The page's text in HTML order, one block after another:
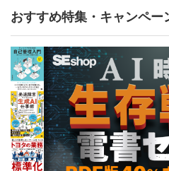
おすすめ特集・キャンペー